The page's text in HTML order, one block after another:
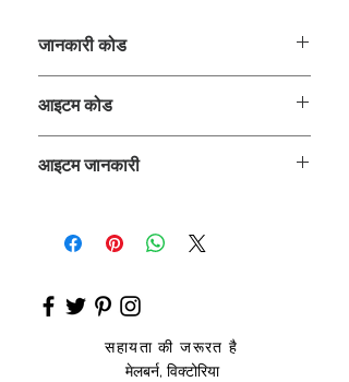
जानकारी कोड
आइटम कोड
आइटम जानकारी
सहायता की जरूरत है
मेलबर्न, विक्टोरिया